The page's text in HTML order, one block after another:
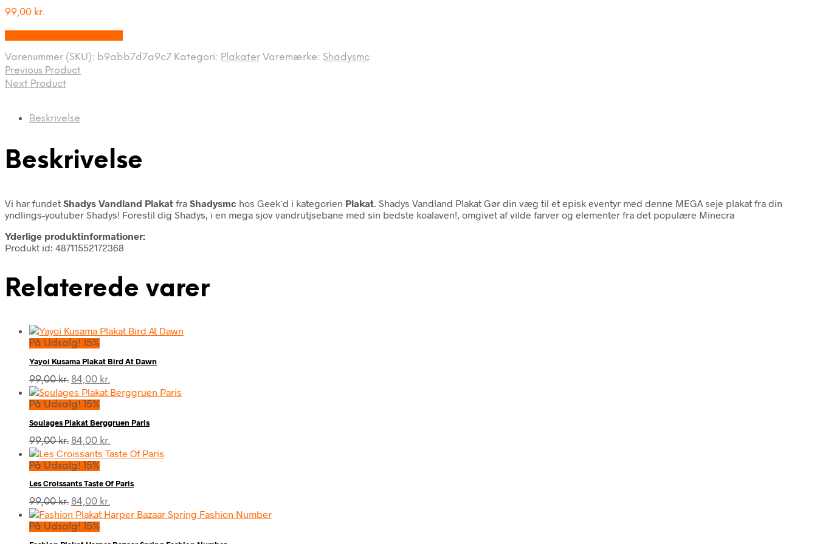
99,00 kr.
Varenummer (SKU): b9abb7d7a9c7 Kategori: Plakater Varemærke: Shadysmc
Previous Product
Next Product
Beskrivelse
Beskrivelse
Vi har fundet Shadys Vandland Plakat fra Shadysmc hos Geek´d i kategorien Plakat . Shadys Vandland Plakat Gør din væg til et episk eventyr med denne MEGA seje plakat fra din
yndlings-youtuber Shadys! Forestil dig Shadys, i en mega sjov vandrutjsebane med sin bedste koalaven!, omgivet af vilde farver og elementer fra det populære Minecra
Yderlige produktinformationer:
Produkt id: 48711552172368
Relaterede varer
På Udsalg! 15%
Yayoi Kusama Plakat Bird At Dawn
99,00kr. Den
oprindelige
pris
99,00 kr..
84,00 kr.
aktuelle
84,00 kr..
På Udsalg! 15%
Soulages Plakat Berggruen Paris
99,00kr. Den
oprindelige
pris
99,00 kr..
84,00 kr.
aktuelle
84,00 kr..
På Udsalg! 15%
Les Croissants Taste Of Paris
99,00kr. Den
oprindelige
pris
84,00 kr.
aktuelle
På Udsalg! 15%